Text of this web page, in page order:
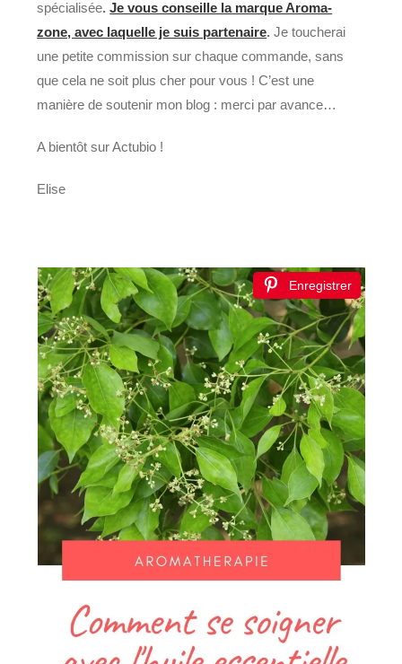
spécialisée.Je vous conseille la marque Aroma-
zone, avec laquelle je suis partenaire. Je toucherai
une petite commission sur chaque commande, sans
que cela ne soit plus cher pour vous ! C’est une
manière de soutenir mon blog : merci par avance…
A bientôt sur Actubio !
Elise
Enregistrer